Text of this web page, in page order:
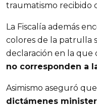
traumatismo recibido
La Fiscalía además
colores de la patrulla
declaración en la que
no corresponden a
Asimismo aseguró que
dictámenes